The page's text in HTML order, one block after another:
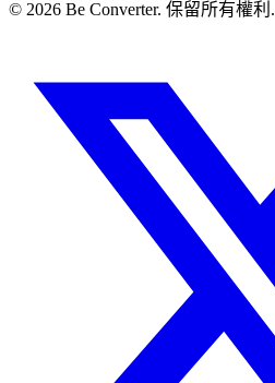
© 2026 Be Converter. 保留所有權利.